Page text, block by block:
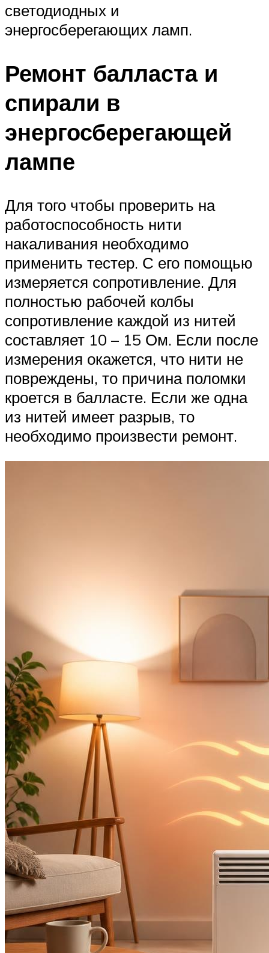
светодиодных и
энергосберегающих ламп.
Ремонт балласта и
спирали в
энергосберегающей
лампе
Для того чтобы проверить на
работоспособность нити
накаливания необходимо
применить тестер. С его помощью
измеряется сопротивление. Для
полностью рабочей колбы
сопротивление каждой из нитей
составляет 10 – 15 Ом. Если после
измерения окажется, что нити не
повреждены, то причина поломки
кроется в балласте. Если же одна
из нитей имеет разрыв, то
необходимо произвести ремонт.